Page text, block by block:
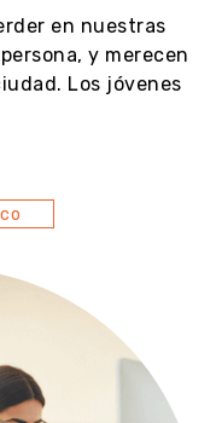
en nuestras
y merecen
Los jóvenes